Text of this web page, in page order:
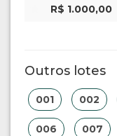
R$ 1.000,00
Outros lotes
001 002
006 007